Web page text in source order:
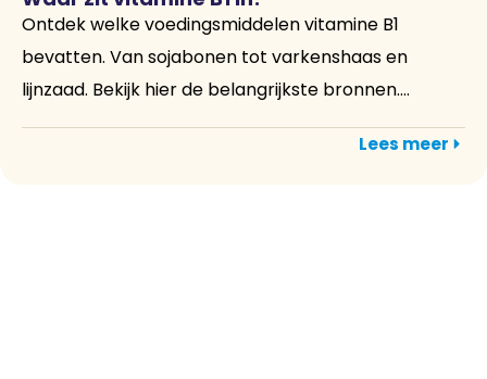
Ontdek welke voedingsmiddelen vitamine B1
bevatten. Van sojabonen tot varkenshaas en
lijnzaad. Bekijk hier de belangrijkste bronnen....
Lees meer